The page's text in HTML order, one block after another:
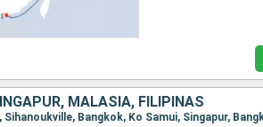
MALASIA, FILIPINAS